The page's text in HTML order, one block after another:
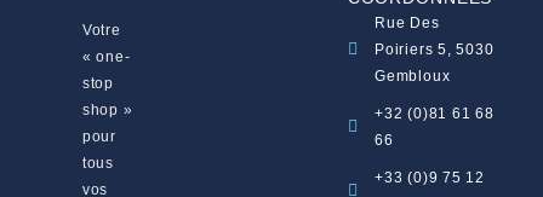
Votre
« one-
stop
shop »
pour
tous
vos
Rue Des
Poiriers 5, 5030
Gembloux
+32 (0)81 61 68
66
+33 (0)9 75 12